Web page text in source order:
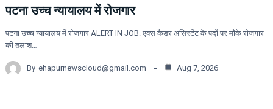
पटना उच्च न्यायालय में रोजगार
पटना उच्च न्यायालय में रोजगार ALERT IN JOB: एक्स कैडर असिस्टेंट के पदों पर मौके रोजगार
की तलाश…
By ehapurnewscloud@gmail.com Aug 7, 2026